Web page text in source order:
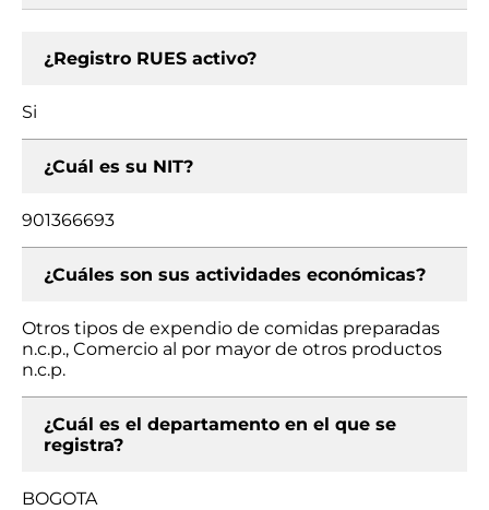
¿Registro RUES activo?
Si
¿Cuál es su NIT?
901366693
¿Cuáles son sus actividades económicas?
Otros tipos de expendio de comidas preparadas
n.c.p., Comercio al por mayor de otros productos
n.c.p.
¿Cuál es el departamento en el que se
registra?
BOGOTA